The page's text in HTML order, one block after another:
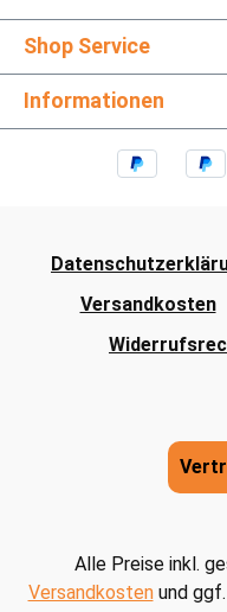
Shop Service
Informationen
Versandkosten
Alle Preise inkl.
Versandkostenund ggf.